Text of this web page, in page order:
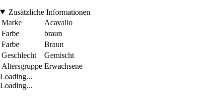
Zusätzliche Informationen
Marke
Acavallo
Farbe
braun
Farbe
Braun
Geschlecht
Gemischt
Altersgruppe Erwachsene
Loading...
Loading...